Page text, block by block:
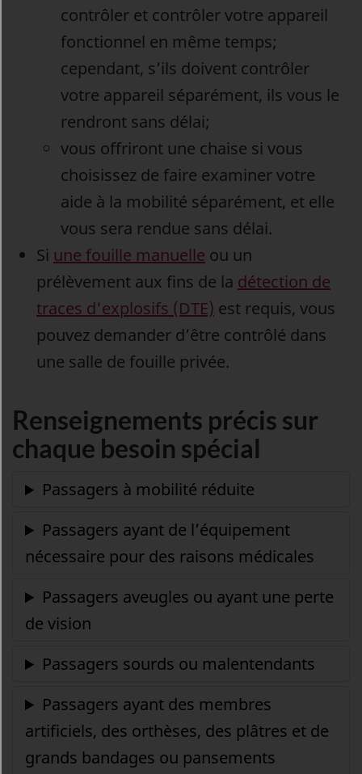
contrôler et contrôler votre appareil
fonctionnel en même temps;
cependant, s’ils doivent contrôler
votre appareil séparément, ils vous le
rendront sans délai;
vous offriront une chaise si vous
choisissez de faire examiner votre
aide à la mobilité séparément, et elle
vous sera rendue sans délai.
Si une fouille manuelle ou un
prélèvement aux fins de la détection de
traces d'explosifs (DTE) est requis, vous
pouvez demander d’être contrôlé dans
une salle de fouille privée.
Renseignements précis sur
chaque besoin spécial